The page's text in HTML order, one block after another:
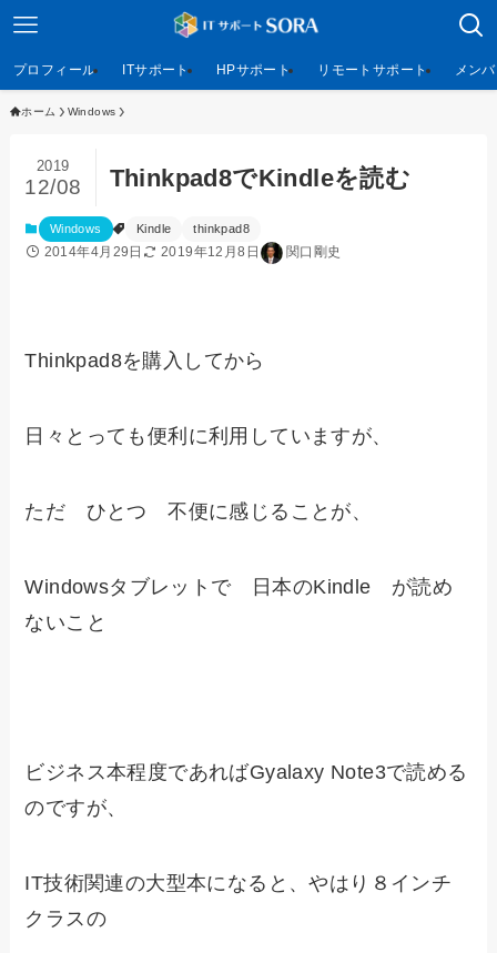
プロフィール ITサポート HPサポート リモートサポート メン
ホーム Windows
Thinkpad8でKindleを読む
2019
12/08
Windows Kindle thinkpad8
2014年4月29日 2019年12月8日 関口剛史
Thinkpad8を購入してから
日々とっても便利に利用していますが、
ただ ひとつ 不便に感じることが、
Windowsタブレットで 日本のKindle が読め
ないこと
ビジネス本程度であればGyalaxy Note3で読める
のですが、
IT技術関連の大型本になると、やはり８インチ
クラスの